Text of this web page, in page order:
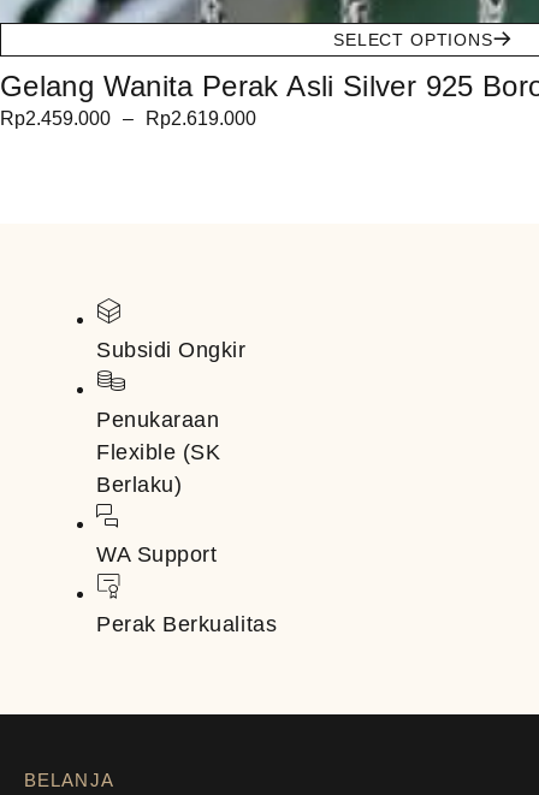
SELECT OPTIONS
Gelang Wanita Perak Asli Silver 925
Rp2.459.000 – Rp2.619.000
Subsidi Ongkir
Penukaraan
Flexible (SK
Berlaku)
WA Support
Perak Berkualitas
BELANJA